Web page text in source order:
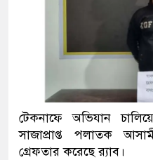
টেকনাফে অভিযান
সাজাপ্রাপ্ত পলাতক
গ্রেফতার করেছে র‍্যাব।